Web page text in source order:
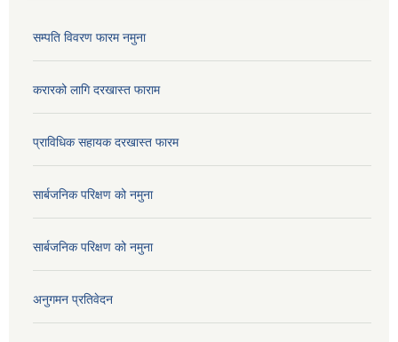
सम्पति विवरण फारम नमुना
करारको लागि दरखास्त फाराम
प्राविधिक सहायक दरखास्त फारम
सार्बजनिक परिक्षण को नमुना
सार्बजनिक परिक्षण को नमुना
अनुगमन प्रतिवेदन